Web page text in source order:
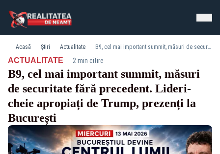
Acasă Știri Actualitate B9, cel mai important summit, măsuri de securitate fără precedent. Lideri-cheie apropiați de Trump, prezenți la București
ACTUALITATE· 2 min citire
B9, cel mai important summit, măsuri
de securitate fără precedent. Lideri-
cheie apropiați de Trump, prezenți la
București